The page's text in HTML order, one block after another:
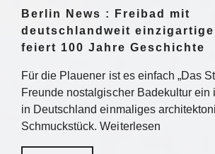
Berlin News : Freibad mit
deutschlandweit
feiert 100 Jahre Geschichte
Für die Plauener ist es einfach „Das
Freunde nostalgischer Badekultur ein
in Deutschland einmaliges
Schmuckstück. Weiterlesen